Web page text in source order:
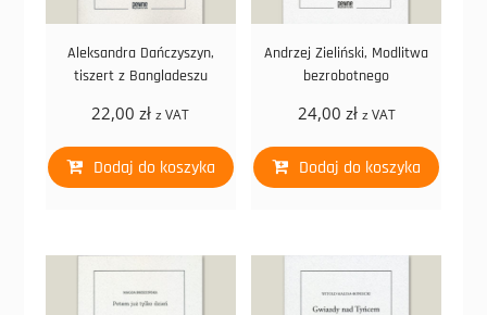
Aleksandra Dańczyszyn,
tiszert z Bangladeszu
22,00zł z VAT
Dodaj do koszyka
Andrzej Zieliński, Modlitwa
bezrobotnego
24,00 zł z VAT
Dodaj do koszyka